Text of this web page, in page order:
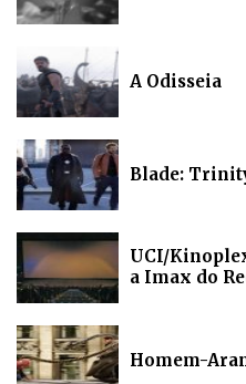
A Odisseia
Blade:
UCI/
a Imax do
Homem-